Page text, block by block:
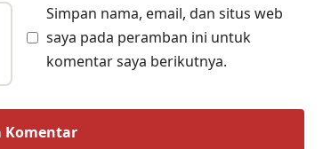
Simpan nama, email, dan situs web
saya pada peramban ini untuk
komentar saya berikutnya.